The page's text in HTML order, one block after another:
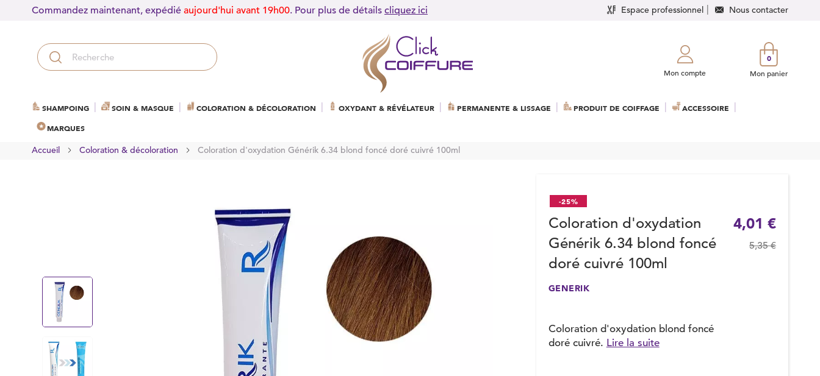
Commandez maintenant, expédié aujourd'hui avant 19h00. Pour plus de détails cliquez ici Espace professionnel Nous contacter
Mon compte
0
Mon panier
SHAMPOING SOIN & MASQUE COLORATION & DÉCOLORATION OXYDANT & RÉVÉLATEUR PERMANENTE & LISSAGE PRODUIT DE COIFFAGE ACCESSOIRE
MARQUES
Accueil Coloration & décoloration Coloration d'oxydation Générik 6.34 blond foncé doré cuivré 100ml
-25%
Coloration d'oxydation
Générik 6.34 blond foncé
doré cuivré 100ml
GENERIK
Coloration d'oxydation blond foncé
doré cuivré. Lire la suite
4,01 €
5,35 €